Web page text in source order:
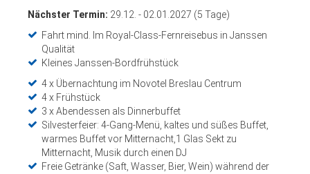
Nächster Termin: 29.12. - 02.01.2027 (5 Tage)
Fahrt mind. Im Royal-Class-Fernreisebus in Janssen
Qualität
Kleines Janssen-Bordfrühstück
4 x Übernachtung im Novotel Breslau Centrum
4 x Frühstück
3 x Abendessen als Dinnerbuffet
Silvesterfeier: 4-Gang-Menü, kaltes und süßes Buffet,
warmes Buffet vor Mitternacht,1 Glas Sekt zu
Mitternacht, Musik durch einen DJ
Freie Getränke (Saft, Wasser, Bier, Wein) während der